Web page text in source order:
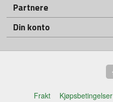
Partnere
Din konto
Frakt Kjøpsbetingelser